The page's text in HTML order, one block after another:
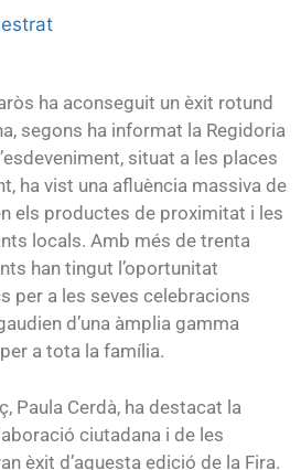
ha aconseguit un èxit rotund
segons ha informat la Regidoria
situat a les places
ha vist una afluència massiva de
els productes de proximitat i les
locals. Amb més de trenta
han tingut l’oportunitat
per a les seves celebracions
d’una àmplia gamma
a tota la família.
Paula Cerdà, ha destacat la
ciutadana i de les
èxit d’aquesta edició de la Fira.